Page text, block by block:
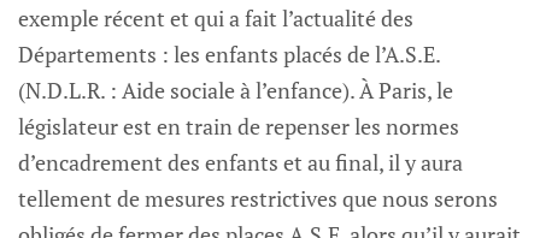
exemple récent et qui a fait l’actualité des
Départements : les enfants placés de l’A.S.E.
(N.D.L.R. : Aide sociale à l’enfance). À Paris, le
législateur est en train de repenser les normes
d’encadrement des enfants et au final, il y aura
tellement de mesures restrictives que nous serons